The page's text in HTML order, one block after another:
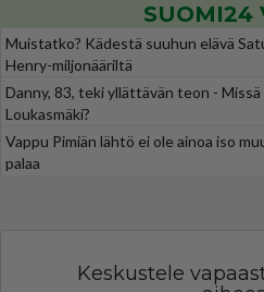
SUOMI24
Muistatko? Kädestä suuhun elävä
Henry-miljonääriltä
Danny, 83, teki yllättävän teon -
Loukasmäki?
Vappu Pimiän lähtö ei ole ainoa iso
palaa
Keskustele